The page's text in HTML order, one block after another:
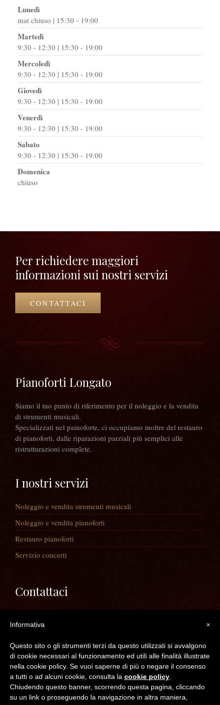
Lunedì
mat chiuso | 15:30 - 19:00
Martedì
9:30 - 12:30 | 15:30 - 19:00
Mercoledì
9:30 - 12:30 | 15:30 - 19:00
Giovedì
9:30 - 12:30 | 15:30 - 19:00
Venerdì
9:30 - 12:30 | 15:30 - 19:00
Sabato
9:30 - 12:30 | 15:30 - 19:00
Domenica
chiuso
Per richiedere maggiori
informazioni sui nostri servizi
CONTATTACI
Pianoforti Longato
Siamo il tuo punto di riferimento per il noleggio e la vendita
di strumenti musicali.
Specializzati nel painoforte, ci occupiamo inoltre del restauro
di pianoforti, dalle riparazioni parziali più semplici alle
ristrutturazioni complete.
I nostri servizi
Noleggio e vendita strumenti musicali
Noleggio e vendita pianoforti
Restauro pianoforti
Servizio concerti
Contattaci
30020 Noventa di Piave (VE)
Mail: info@longatopianoforti.it
ORARI DEL NEGOZIO
©2016 Longato Pianoforti di Longato Jean Marie & c. s.n.c. - C.F. /P.IVA /R.I.
×
Informativa
Questo sito o gli strumenti terzi da questo utilizzati si avvalgono
di cookie necessari al funzionamento ed utili alle finalità illustrate
nella cookie policy. Se vuoi saperne di più o negare il consenso
a tutti o ad alcuni cookie, consulta la cookie policy
Chiudendo questo banner, scorrendo questa pagina, cliccando
su un link o proseguendo la navigazione in altra maniera,